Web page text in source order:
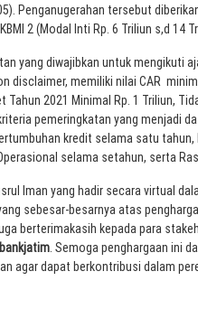
Penganugerahan tersebut
2 (Modal Inti Rp. 6 Triliun s,d 14
yang diwajibkan untuk mengikuti
disclaimer, memiliki nilai CAR
2021 Minimal Rp. 1 Triliun,
pemeringkatan yang menjadi
Pertumbuhan kredit selama satu
selama setahun, serta
Iman yang hadir secara virtual
sebesar-besarnya atas
berterimakasih kepada para
bankjatim. Semoga penghargaan ini
agar dapat berkontribusi dalam